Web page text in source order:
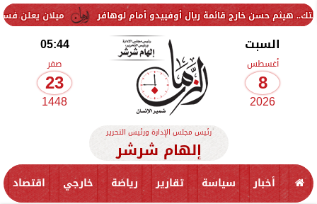
ميلان يعلن فسخ عقد خارج قائمة ريال أوفييدو أمام لوهافر
السبت
أغسطس
8
2026
05:44
صفر
23
1448
رئيس مجلس الإدارة ورئيس التحرير
إلهام شرشر
أخبار سياسة تقارير رياضة خارجي اقتصاد